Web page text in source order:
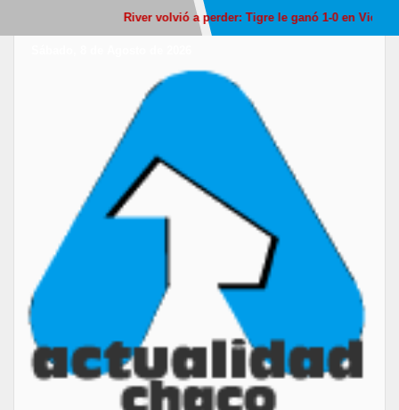
River volvió a perder: Tigre le ganó 1-0 en Victoria